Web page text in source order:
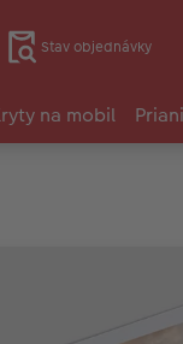
Stav objednávky
na mobil